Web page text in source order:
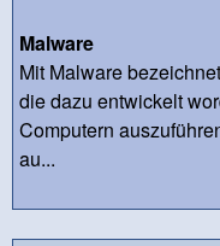
Malware
Mit Malware
die dazu entwickelt
Computern
au...